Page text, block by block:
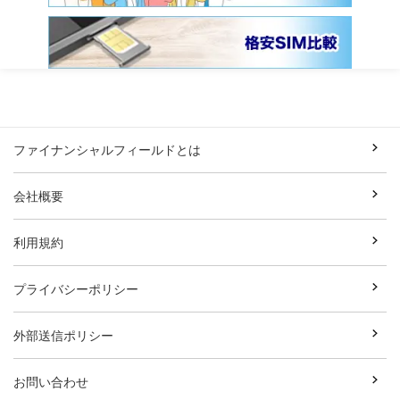
ファイナンシャルフィールドとは
会社概要
利用規約
プライバシーポリシー
外部送信ポリシー
お問い合わせ